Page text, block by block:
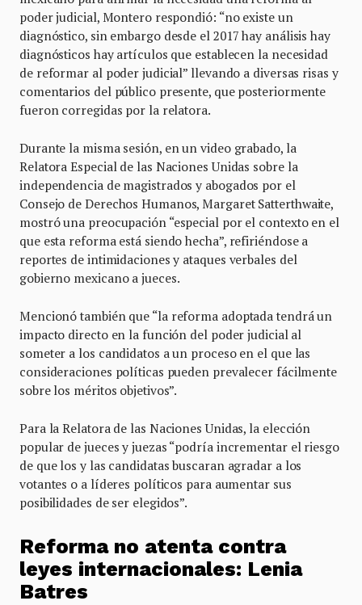
poder judicial, Montero respondió: “no existe un
diagnóstico, sin embargo desde el 2017 hay análisis hay
diagnósticos hay artículos que establecen la necesidad
de reformar al poder judicial” llevando a diversas risas y
comentarios del público presente, que posteriormente
fueron corregidas por la relatora.
Durante la misma sesión, en un video grabado, la
Relatora Especial de las Naciones Unidas sobre la
independencia de magistrados y abogados por el
Consejo de Derechos Humanos, Margaret Satterthwaite,
mostró una preocupación “especial por el contexto en el
que esta reforma está siendo hecha”, refiriéndose a
reportes de intimidaciones y ataques verbales del
gobierno mexicano a jueces.
Mencionó también que “la reforma adoptada tendrá un
impacto directo en la función del poder judicial al
someter a los candidatos a un proceso en el que las
consideraciones políticas pueden prevalecer fácilmente
sobre los méritos objetivos”.
Para la Relatora de las Naciones Unidas, la elección
popular de jueces y juezas “podría incrementar el riesgo
de que los y las candidatas buscaran agradar a los
votantes o a líderes políticos para aumentar sus
posibilidades de ser elegidos”.
Reforma no atenta contra
leyes internacionales: Lenia
Batres